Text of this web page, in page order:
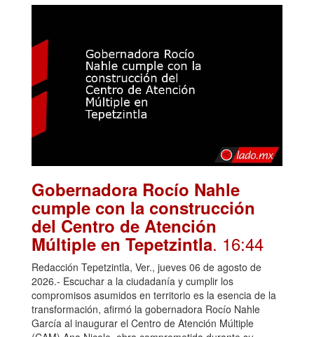
Gobernadora Rocío Nahle
cumple con la construcción
del Centro de Atención
Múltiple en Tepetzintla. 16:44
Redacción Tepetzintla, Ver., jueves 06 de agosto de
2026.- Escuchar a la ciudadanía y cumplir los
compromisos asumidos en territorio es la esencia de la
transformación, afirmó la gobernadora Rocío Nahle
García al inaugurar el Centro de Atención Múltiple